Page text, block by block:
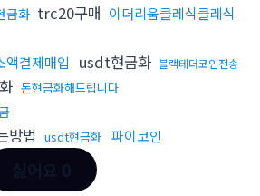
금화 trc20구매 이더리움클레식클레식
액결제매입 usdt현금화 블랙테더코인전송
돈현금화해드립니다
방법 usdt현금화 파이코인